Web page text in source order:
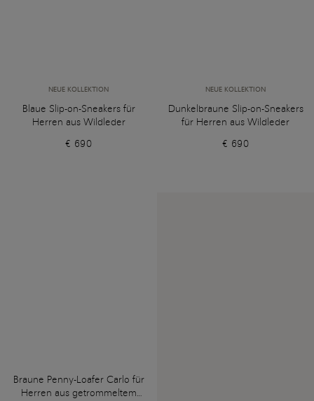
NEUE KOLLEKTION
Blaue Slip-on-Sneakers für
Herren aus Wildleder
€ 690
NEUE KOLLEKTION
Dunkelbraune Slip-on-Sneakers
für Herren aus Wildleder
€ 690
Braune Penny-Loafer Carlo für
Herren aus getrommeltem